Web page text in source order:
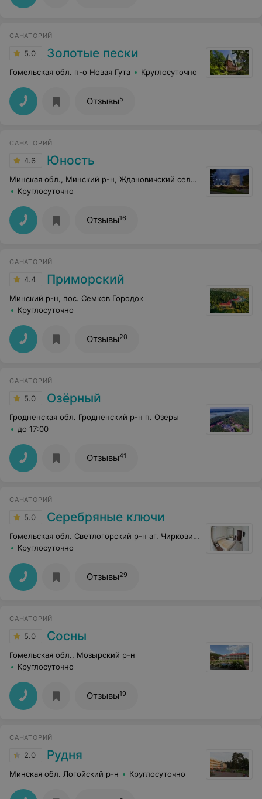
САНАТОРИЙ
5.0 Золотые пески
Гомельская обл. п-о Новая Гута Круглосуточно
Отзывы5
САНАТОРИЙ
4.6 Юность
Минская обл., Минский р-н, Ждановичский сельсовет, 67
Круглосуточно
Отзывы16
САНАТОРИЙ
4.4 Приморский
Минский р-н, пос. Семков Городок
Круглосуточно
Отзывы20
САНАТОРИЙ
5.0 Озёрный
Гродненская обл. Гродненский р-н п. Озеры
до 17:00
Отзывы41
САНАТОРИЙ
5.0 Серебряные ключи
Гомельская обл. Светлогорский р-н аг. Чирковичи
Круглосуточно
Отзывы29
САНАТОРИЙ
5.0 Сосны
Гомельская обл., Мозырский р-н
Круглосуточно
Отзывы19
САНАТОРИЙ
2.0 Рудня
Минская обл. Логойский р-н Круглосуточно